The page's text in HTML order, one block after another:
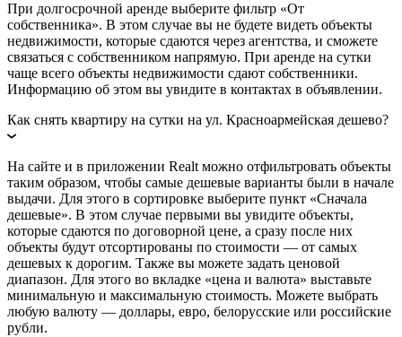
При долгосрочной аренде выберите фильтр «От
собственника». В этом случае вы не будете видеть объекты
недвижимости, которые сдаются через агентства, и сможете
связаться с собственником напрямую. При аренде на сутки
чаще всего объекты недвижимости сдают собственники.
Информацию об этом вы увидите в контактах в объявлении.
Как снять квартиру на сутки на ул. Красноармейская дешево?
На сайте и в приложении Realt можно отфильтровать объекты
таким образом, чтобы самые дешевые варианты были в начале
выдачи. Для этого в сортировке выберите пункт «Сначала
дешевые». В этом случае первыми вы увидите объекты,
которые сдаются по договорной цене, а сразу после них
объекты будут отсортированы по стоимости — от самых
дешевых к дорогим. Также вы можете задать ценовой
диапазон. Для этого во вкладке «цена и валюта» выставьте
минимальную и максимальную стоимость. Можете выбрать
любую валюту — доллары, евро, белорусские или российские
рубли.